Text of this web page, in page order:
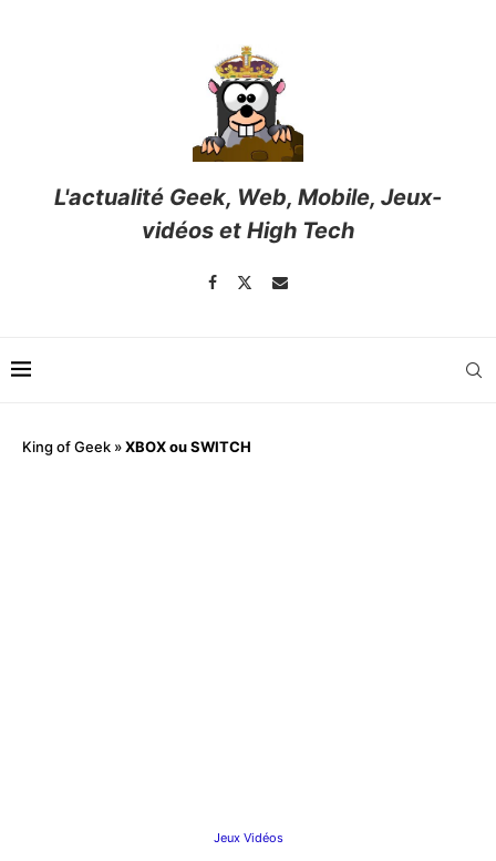
L'actualité Geek, Web, Mobile, Jeux-
vidéos et High Tech
King of Geek »XBOX ou SWITCH
Jeux Vidéos